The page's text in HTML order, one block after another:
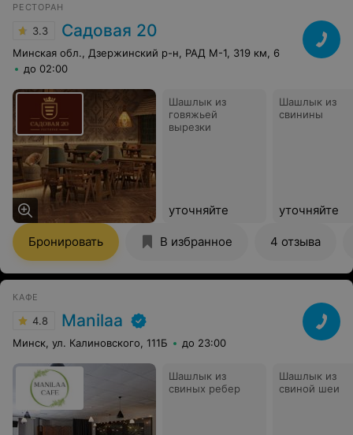
РЕСТОРАН
3.3 Садовая 20
Минская обл., Дзержинский р-н, РАД М-1, 319 км, 6
до 02:00
Шашлык из
говяжьей
вырезки
уточняйте
Шашлык из
свинины
уточняйте
Бронировать В избранное 4 отзыва
КАФЕ
4.8 Manilaa
Минск, ул. Калиновского, 111Б до 23:00
Шашлык из
свиных ребер
Шашлык из
свиной шеи